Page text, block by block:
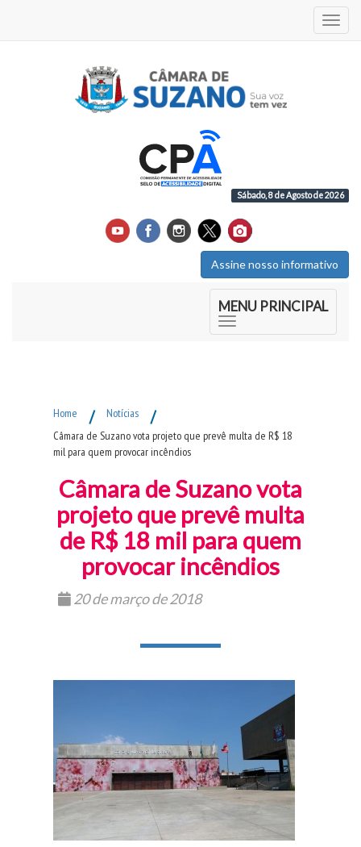
Sábado, 8 de Agosto de 2026
Assine nosso informativo
MENU PRINCIPAL
Home / Notícias /
Câmara de Suzano vota projeto que prevê multa de R$ 18
mil para quem provocar incêndios
Câmara de Suzano vota
projeto que prevê multa
de R$ 18 mil para quem
provocar incêndios
20 de março de 2018